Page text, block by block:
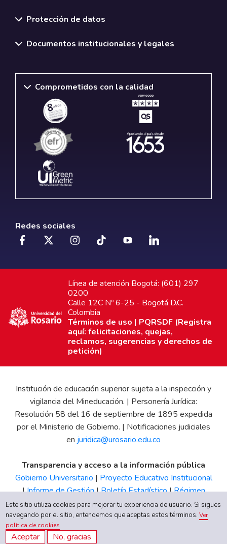
Protección de datos
Documentos institucionales y legales
Comprometidos con la calidad
Redes sociales
Línea de atención Bogotá: (601) 297
0200
Calle 12C Nº 6-25 - Bogotá D.C.
Colombia
Términos de uso | PQRSDF (Registra
aquí: felicitaciones, quejas,
reclamos, sugerencias y derechos de
petición)
Institución de educación superior sujeta a la inspección y
vigilancia del Mineducación. | Personería Jurídica:
Resolución 58 del 16 de septiembre de 1895 expedida
por el Ministerio de Gobierno. | Notificaciones judiciales
en juridica@urosario.edu.co
Transparencia y acceso a la información pública
Gobierno Universitario | Proyecto Educativo Institucional
|Informe de Gestión|Boletín Estadístico|Régimen
Tributario|Estados Financieros |Código de Ética| Canal
de Integridad UR
Este sitio utiliza cookies para mejorar tu experiencia de usuario. Si sigues
navegando por el sitio, entendemos que aceptas estos términos.Ver
política de cookies
Aceptar No, gracias